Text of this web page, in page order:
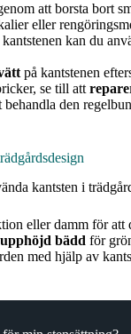
att borsta bort
eller
kan du
på kantstenen
se till att
behandla den
kantsten i
eller damm för
bädd för
med hjälp av